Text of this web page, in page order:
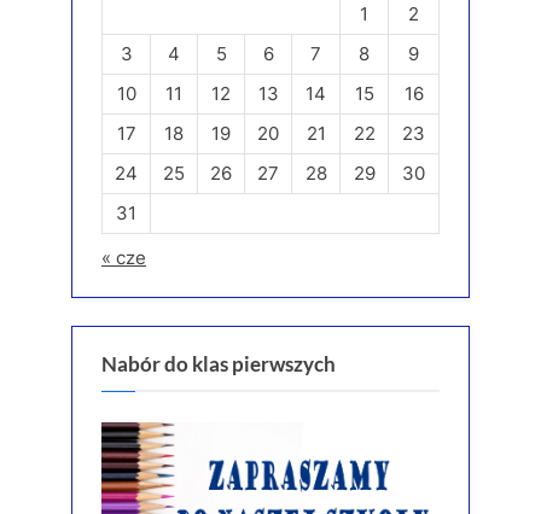
1
2
3
4 5 6 7 8
9
10
11 12 13 14 15
16
17
18 19 20 21 22
23
24
25 26 27 28 29
30
31
« cze
Nabór do klas pierwszych